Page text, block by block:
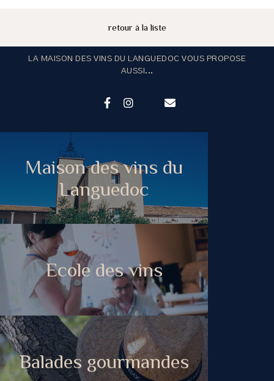
retour à la liste
LA MAISON DES VINS DU LANGUEDOC VOUS PROPOSE
AUSSI...
Maison des vins du
Languedoc
Ecole des vins
Balades gourmandes